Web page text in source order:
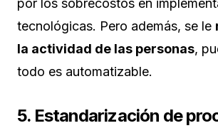
por los sobrecostos en
tecnológicas. Pero además, se le
la actividad de las personas,
todo es automatizable.
5. Estandarización de